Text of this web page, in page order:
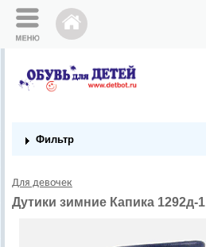
Фильтр
Для девочек
Дутики зимние Капика 1292д-1